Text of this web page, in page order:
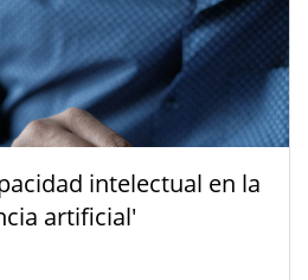
intelectual en la
artificial'